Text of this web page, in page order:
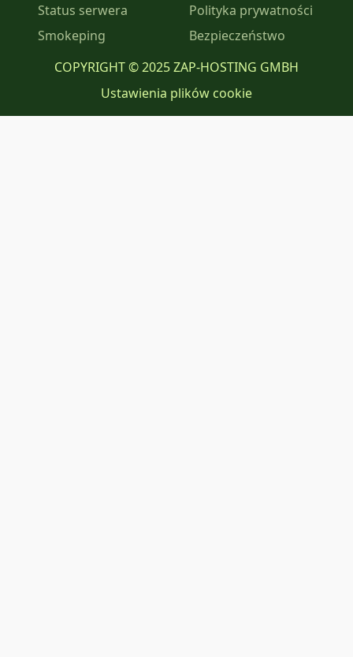
Status serwera
Smokeping
Polityka prywatności
Bezpieczeństwo
COPYRIGHT © 2025 ZAP-HOSTING GMBH
Ustawienia plików cookie